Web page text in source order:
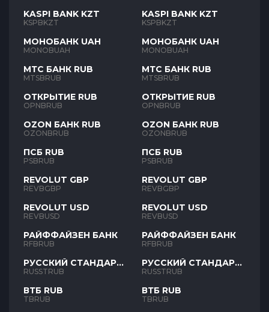
KASPI BANK KZT
KSPBKZT
МОНОБАНК UAH
MONOBUAH
МТС БАНК RUB
MTSBRUB
ОТКРЫТИЕ RUB
OPNBRUB
OZON БАНК RUB
OZONBRUB
ПСБ RUB
PSBRUB
REVOLUT GBP
REVBGBP
REVOLUT USD
REVBUSD
РАЙФФАЙЗЕН БАНК
RFBRUB
РУССКИЙ СТАНДАРТ
RUB
RUSSTRUB
ВТБ RUB
TBRUB
KASPI BANK KZT
KSPBKZT
МОНОБАНК UAH
MONOBUAH
МТС БАНК RUB
MTSBRUB
ОТКРЫТИЕ RUB
OPNBRUB
OZON БАНК RUB
OZONBRUB
ПСБ RUB
PSBRUB
REVOLUT GBP
REVBGBP
REVOLUT USD
REVBUSD
РАЙФФАЙЗЕН БАНК
RFBRUB
РУССКИЙ СТАНДАРТ
RUB
RUSSTRUB
ВТБ RUB
TBRUB